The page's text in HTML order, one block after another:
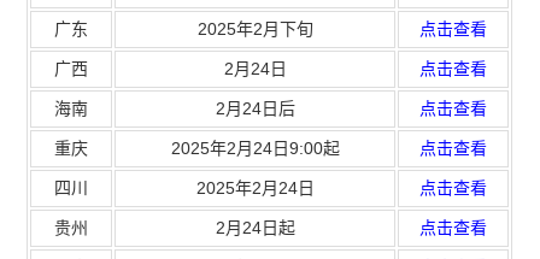
广东 2025年2月下旬 点击查看
广西 2月24日 点击查看
海南 2月24日后 点击查看
重庆 2025年2月24日9:00起 点击查看
四川 2025年2月24日 点击查看
贵州 2月24日起 点击查看